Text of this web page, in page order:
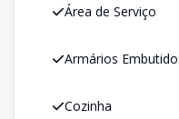
Área de Serviço
Armários
Cozinha